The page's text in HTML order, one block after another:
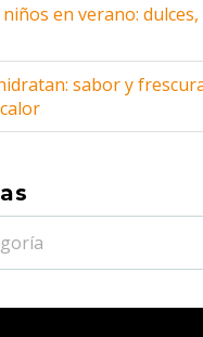
en verano:
sabor y